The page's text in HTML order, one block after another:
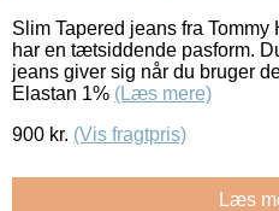
Slim Tapered jeans fra
har en tætsiddende pasform.
jeans giver sig når du bruger
Elastan 1% (Læs mere)
900 kr. (Vis fragtpris)
Læs